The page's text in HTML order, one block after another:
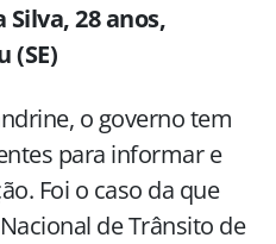
28 anos,
(SE)
o governo tem
para informar e
Foi o caso da que
de Trânsito de